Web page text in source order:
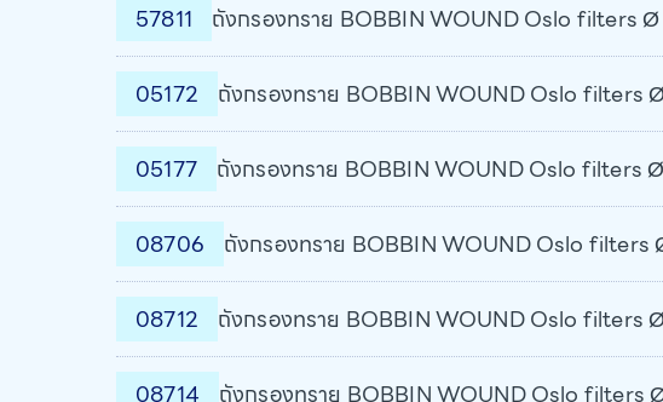
57811 ถังกรองทราย BOBBIN WOUND Oslo filters
05172 ถังกรองทราย BOBBIN WOUND Oslo
05177 ถังกรองทราย BOBBIN WOUND Oslo filters
08706 ถังกรองทราย BOBBIN WOUND Oslo
08712 ถังกรองทราย BOBBIN WOUND Oslo
08714 ถังกรองทราย BOBBIN WOUND Oslo